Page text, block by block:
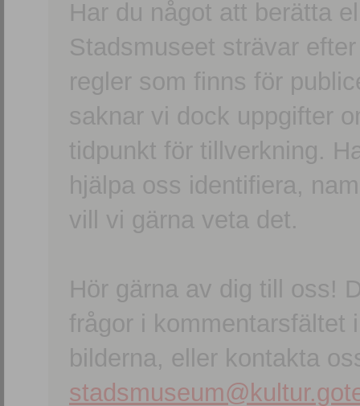
Har du något att berätta
Stadsmuseet strävar
regler som finns för
saknar vi dock uppgifter
tidpunkt för tillverkning.
hjälpa oss identifiera,
vill vi gärna veta det.
Hör gärna av dig till oss!
frågor i kommentarsfältet
bilderna, eller kontakta